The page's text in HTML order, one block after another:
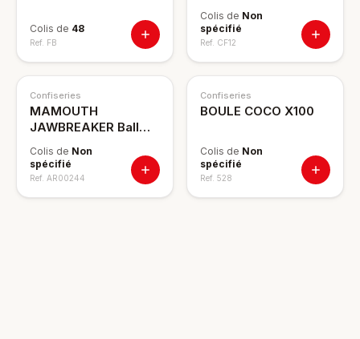
Colis de 48
Ref. FB
Colis de Non
spécifié
Ref. CF12
Confiseries
MAMOUTH
JAWBREAKER Ball
Colis de Non
spécifié
Ref. AR00244
Confiseries
BOULE COCO X100
Colis de Non
spécifié
Ref. 528